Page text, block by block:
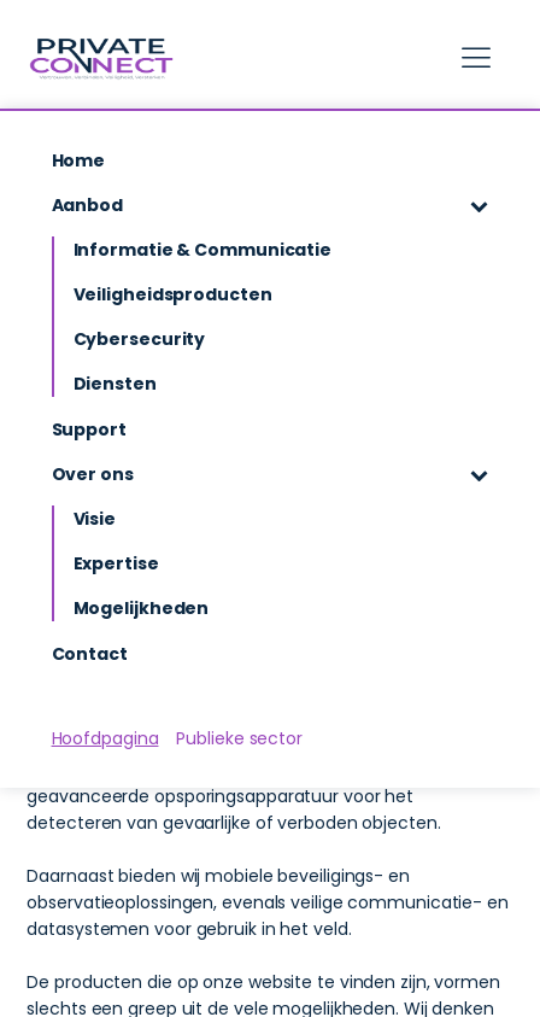
Home
Aanbod
Informatie & Communicatie
Veiligheidsproducten
Cybersecurity
Diensten
Support
Over ons
Visie
Expertise
Mogelijkheden
Contact
Hoofdpagina Publieke sector
Veiligheidsproducten - Publieke sector
Maximale Veiligheid, Minimale
Zorg
Private Connect levert gespecialiseerde producten en
diensten aan de publieke sector om de veiligheid van
Overheidsinstanties, hulpdiensten en semi-overheden
beheersen van risico’s in uiteenlopende situaties.
explosieve materialen, counterdrone systemen ter
geavanceerde opsporingsapparatuur voor het
detecteren van gevaarlijke of verboden objecten.
Daarnaast bieden wij mobiele beveiligings- en
observatieoplossingen, evenals veilige communicatie- en
datasystemen voor gebruik in het veld.
De producten die op onze website te vinden zijn, vormen
slechts een greep uit de vele mogelijkheden. Wij denken